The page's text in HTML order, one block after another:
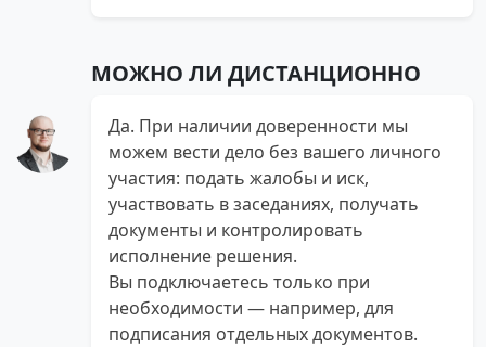
МОЖНО ЛИ ДИСТАНЦИОННО
Да. При наличии доверенности мы
можем вести дело без вашего личного
участия: подать жалобы и иск,
участвовать в заседаниях, получать
документы и контролировать
исполнение решения.
Вы подключаетесь только при
необходимости — например, для
подписания отдельных документов.